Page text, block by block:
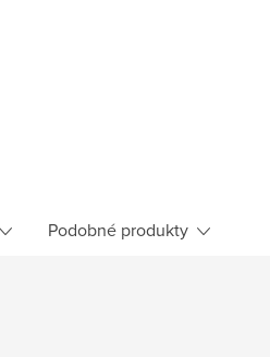
Podobné produkty